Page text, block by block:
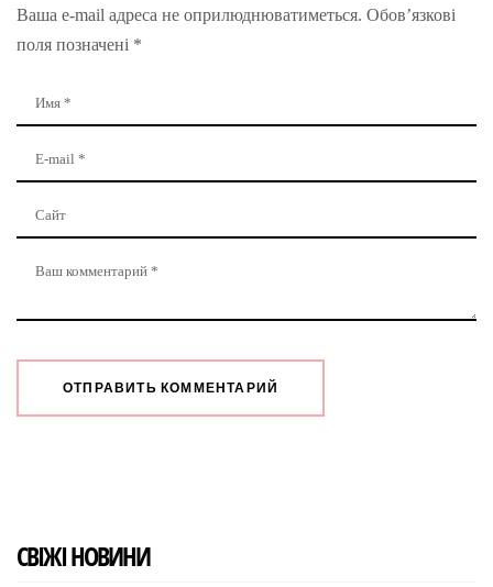
Ваша e-mail адреса не оприлюднюватиметься. Обов’язкові
поля позначені *
СВІЖІ НОВИНИ